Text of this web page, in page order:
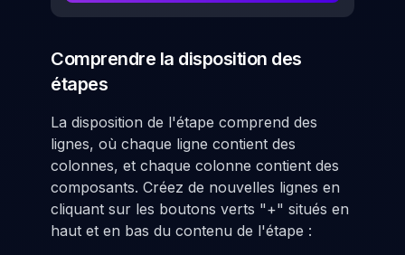
Comprendre la disposition des
étapes
La disposition de l'étape comprend des
lignes, où chaque ligne contient des
colonnes, et chaque colonne contient des
composants. Créez de nouvelles lignes en
cliquant sur les boutons verts "+" situés en
haut et en bas du contenu de l'étape :